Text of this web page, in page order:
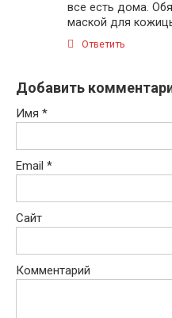
все есть дома.
маской для
Ответить
Добавить
Имя *
Email *
Сайт
Комментарий